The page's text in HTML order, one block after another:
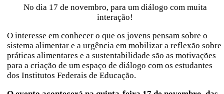
No dia 17 de novembro, para um diálogo com muita
interação!
O interesse em conhecer o que os jovens pensam sobre o
sistema alimentar e a urgência em mobilizar a reflexão sobre
práticas alimentares e a sustentabilidade são as motivações
para a criação de um espaço de diálogo com os estudantes
dos Institutos Federais de Educação.